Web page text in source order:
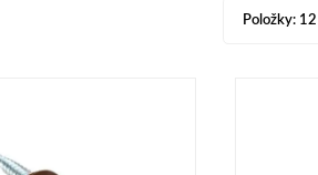
Položky: 12